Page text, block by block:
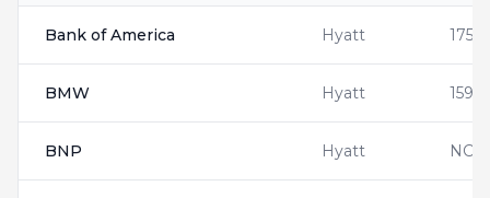
Bank of America Hyatt
BMW Hyatt
BNP Hyatt